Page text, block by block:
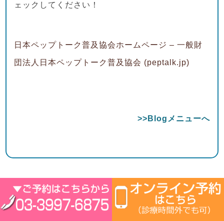
ェックしてください！
日本ペップトーク普及協会ホームページ – 一般財
団法人日本ペップトーク普及協会 (peptalk.jp)
>>Blogメニューへ
Blogメニュー